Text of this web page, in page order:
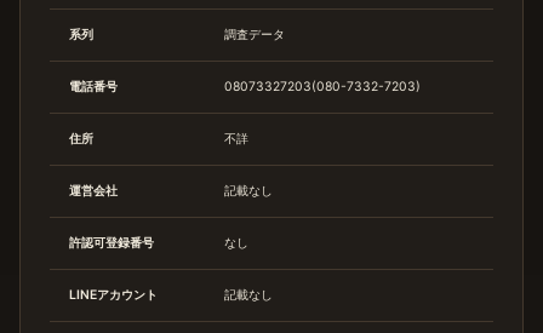
系列 調査データ
電話番号 08073327203(080-7332-7203)
住所 不詳
運営会社 記載なし
許認可登録番号 なし
LINEアカウント 記載なし